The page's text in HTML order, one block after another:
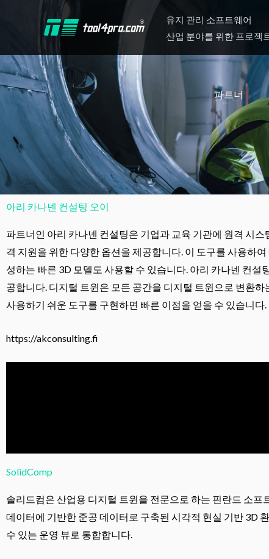
유지 관리 소프트웨어
산업 분야를 위한 프로젝
파트너
아리 카나넨 컨설팅 오이
파트너인 아리 카나넨 컨설팅은 기업과 교육 기관에 원격 시
격 지원을 위한 다양한 옵션을 제공합니다. 이 도구를 사용하
성하는 빠른 3D 모델도 사용할 수 있습니다. 아리 카나넨 컨
공합니다. 디지털 트윈은 모든 공간을 디지털 트윈으로 변환
사용하기 쉬운 도구를 구현하면 빠른 이점을 얻을 수 있습니다.
https://akconsulting.fi
SolidComp
솔리드컴은 산업용 디지털 트윈을 전문으로 하는 핀란드 소
데이터에 기반한 준공 데이터로 구축된 시각적 현실 기반 3D
수 있는 운영 뷰로 통합합니다.